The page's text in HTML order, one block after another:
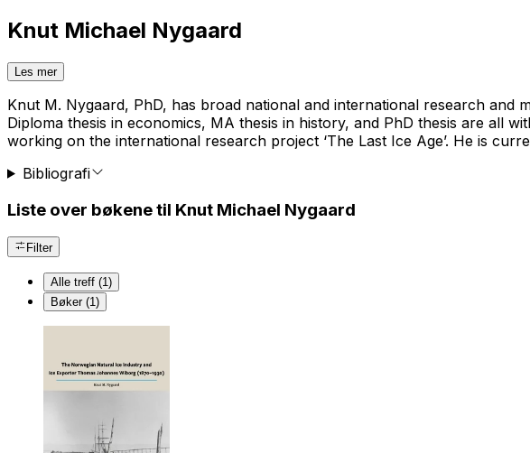
Knut Michael Nygaard
Les mer
Knut M. Nygaard, PhD, has broad national and international research and
Diploma thesis in economics, MA thesis in history, and PhD thesis are all
working on the international research project ‘The Last Ice Age’. He is
Bibliografi
Liste over bøkene til Knut Michael Nygaard
Filter
Alle treff (1)
Bøker (1)